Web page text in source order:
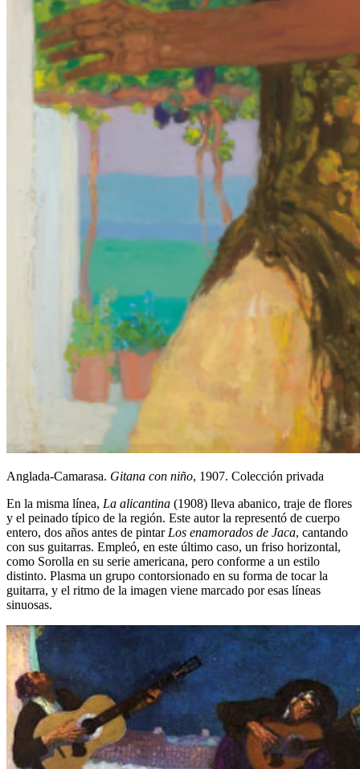
Anglada-Camarasa. Gitana con niño, 1907. Colección privada
En la misma línea, La alicantina (1908) lleva abanico, traje de flores
y el peinado típico de la región. Este autor la representó de cuerpo
entero, dos años antes de pintar Los enamorados de Jaca, cantando
con sus guitarras. Empleó, en este último caso, un friso horizontal,
como Sorolla en su serie americana, pero conforme a un estilo
distinto. Plasma un grupo contorsionado en su forma de tocar la
guitarra, y el ritmo de la imagen viene marcado por esas líneas
sinuosas.